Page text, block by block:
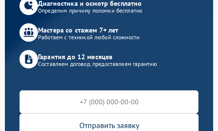
Диагностика и осмотр бесплатно
Определим причину поломки бесплатно
Мастера со стажем 7+ лет
Работаем с техникой любой сложности
Гарантия до 12 месяцев
Составляем договор, предоставляем гарантию
Отправить заявку